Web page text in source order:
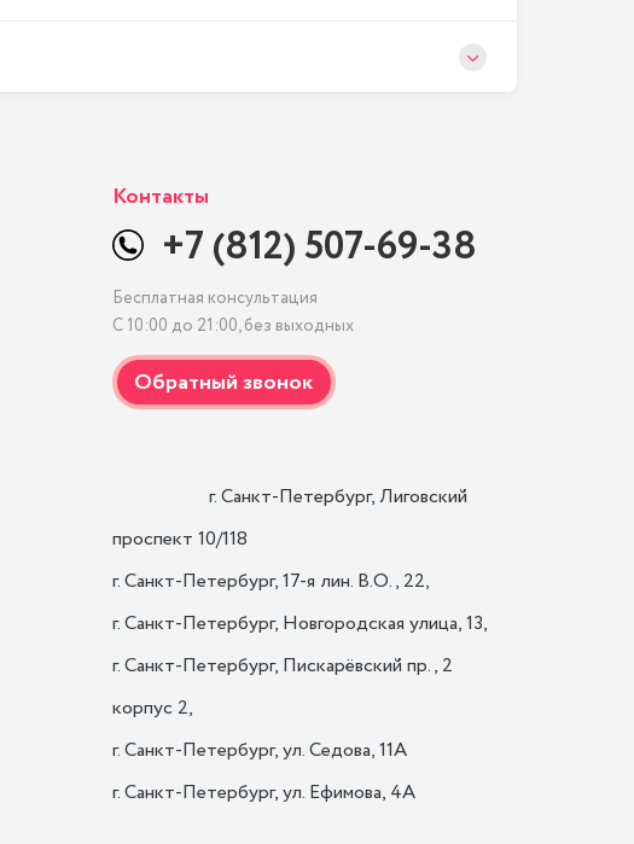
Контакты
+7 (812) 507-69-38
Бесплатная консультация
С 10:00 до 21:00, без выходных
проспект 10/118
г. Санкт-Петербург, 17-я лин. B.O., 22,
г. Санкт-Петербург, Новгородская улица, 13,
г. Санкт-Петербург, Пискарёвский пр., 2
корпус 2,
г. Санкт-Петербург, ул. Седова, 11А
г. Санкт-Петербург, ул. Ефимова, 4А